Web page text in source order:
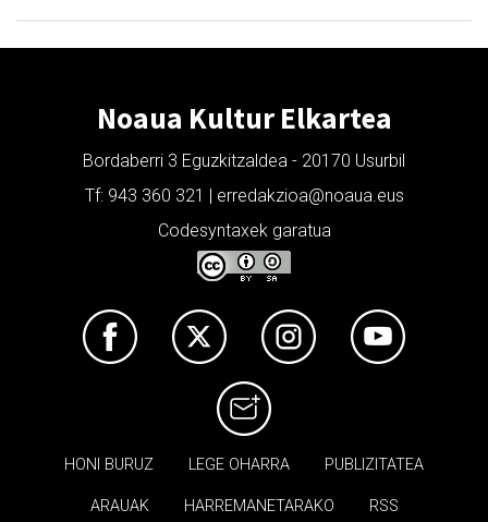
Noaua Kultur Elkartea
Bordaberri 3 Eguzkitzaldea - 20170 Usurbil
Tf: 943 360 321 | erredakzioa@noaua.eus
Codesyntaxek garatua
HONI BURUZ LEGE OHARRA PUBLIZITATEA
ARAUAK HARREMANETARAKO RSS